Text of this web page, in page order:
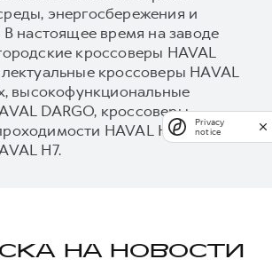
энергосбережения и
В настоящее время на заводе
кроссоверы HAVAL
кроссоверы HAVAL
высокофункциональные
DARGO, кроссоверы
HAVAL H3 и новые
H7.
НА НОВОСТИ
Privacy
notice